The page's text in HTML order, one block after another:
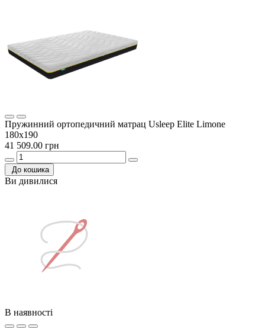
Пружинний ортопедичний матрац Usleep Elite Limone
180х190
41 509.00 грн
До кошика
Ви дивилися
В наявності